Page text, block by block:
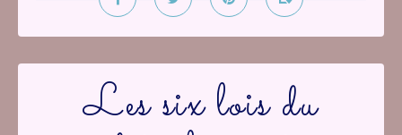
Les six lois du